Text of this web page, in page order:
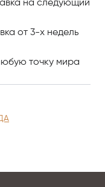
Home.
на следующий
от 3-х недель
точку мира